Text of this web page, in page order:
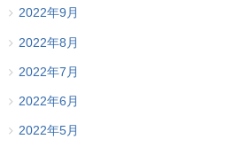
2022年9月
2022年8月
2022年7月
2022年6月
2022年5月